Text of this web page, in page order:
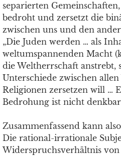
separierten
bedroht und zersetzt die
zwischen uns und den
„Die Juden werden … als
weltumspannenden Macht
die Weltherrschaft anstrebt,
Unterschiede zwischen
Religionen zersetzen will …
Bedrohung ist nicht
Zusammenfassend kann
Die rational-irrationale
Widerspruchsverhältnis